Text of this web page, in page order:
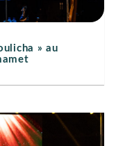
» au